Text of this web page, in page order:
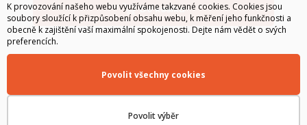
Do košíku
K provozování našeho webu využíváme takzvané cookies. Cookies jsou
soubory sloužící k přizpůsobení obsahu webu, k měření jeho funkčnosti a
obecně k zajištění vaší maximální spokojenosti. Dejte nám vědět o svých
preferencích.
Povolit výběr
Povolit všechny cookies